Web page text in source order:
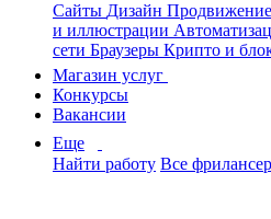
Сайты Дизайн
и иллюстрации
сети Браузеры Крипто и
Магазин услуг
Конкурсы
Вакансии
Еще
Найти работу Все